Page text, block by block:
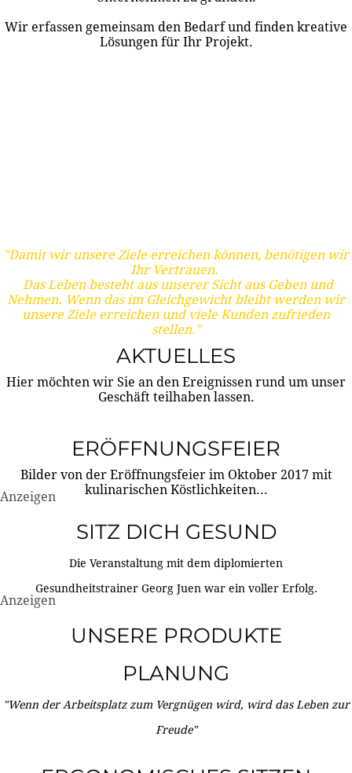
Wir erfassen gemeinsam den Bedarf und finden kreative
Lösungen für Ihr Projekt.
"Damit wir unsere Ziele erreichen können, benötigen wir
Ihr Vertrauen.
Das Leben besteht aus unserer Sicht aus Geben und
Nehmen. Wenn das im Gleichgewicht bleibt werden wir
unsere Ziele erreichen und viele Kunden zufrieden
stellen."
AKTUELLES
Hier möchten wir Sie an den Ereignissen rund um unser
Geschäft teilhaben lassen.
ERÖFFNUNGSFEIER
Bilder von der Eröffnungsfeier im Oktober 2017 mit
kulinarischen Köstlichkeiten...
Anzeigen
SITZ DICH GESUND
Die Veranstaltung mit dem diplomierten
Gesundheitstrainer Georg Juen war ein voller Erfolg.
Anzeigen
UNSERE PRODUKTE
PLANUNG
"Wenn der Arbeitsplatz zum Vergnügen wird, wird das Leben zur
Freude"